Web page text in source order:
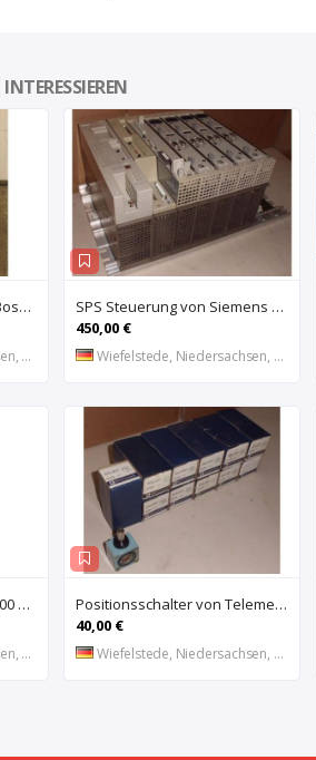
Steckdosenverteiler von Bosecker – EV-2501-Z
SPS Steuerung von Siemens Phonix – S5 6ES5 491-0LB11
450,00 €
Wiefelstede, Niedersachsen, DE
Schleifring von Huss – Ø 300 mm
Positionsschalter von Telemecanique – ZC2-JE01
40,00 €
Wiefelstede, Niedersachsen, DE